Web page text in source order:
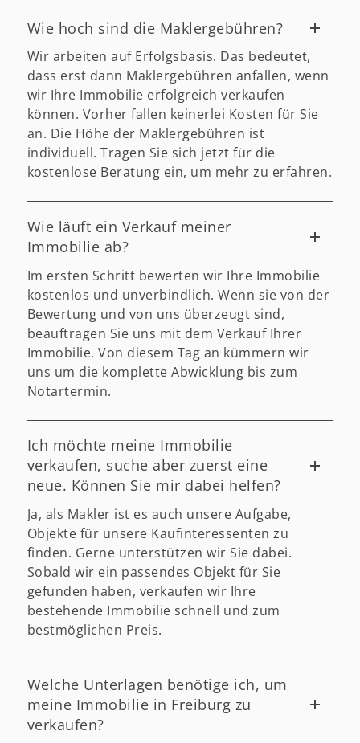
Wie hoch sind die Maklergebühren?
Wir arbeiten auf Erfolgsbasis. Das bedeutet,
dass erst dann Maklergebühren anfallen, wenn
wir Ihre Immobilie erfolgreich verkaufen
können. Vorher fallen keinerlei Kosten für Sie
an. Die Höhe der Maklergebühren ist
individuell. Tragen Sie sich jetzt für die
kostenlose Beratung ein, um mehr zu erfahren.
Wie läuft ein Verkauf meiner
Immobilie ab?
Im ersten Schritt bewerten wir Ihre Immobilie
kostenlos und unverbindlich. Wenn sie von der
Bewertung und von uns überzeugt sind,
beauftragen Sie uns mit dem Verkauf Ihrer
Immobilie. Von diesem Tag an kümmern wir
uns um die komplette Abwicklung bis zum
Notartermin.
Ich möchte meine Immobilie
verkaufen, suche aber zuerst eine
neue. Können Sie mir dabei helfen?
Ja, als Makler ist es auch unsere Aufgabe,
Objekte für unsere Kaufinteressenten zu
finden. Gerne unterstützen wir Sie dabei.
Sobald wir ein passendes Objekt für Sie
gefunden haben, verkaufen wir Ihre
bestehende Immobilie schnell und zum
bestmöglichen Preis.
Welche Unterlagen benötige ich, um
meine Immobilie in Freiburg zu
verkaufen?